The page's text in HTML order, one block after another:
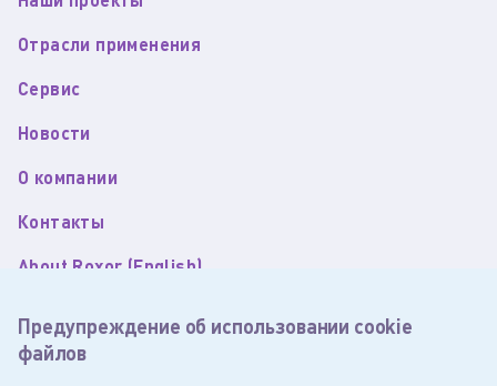
Отрасли применения
Сервис
Новости
О компании
Контакты
About Roxor (English)
Политика обработки персональных данных
Предупреждение об использовании cookie
файлов